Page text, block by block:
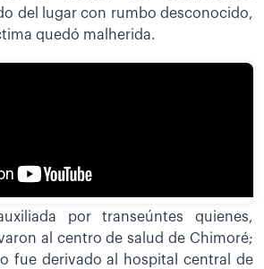
del lugar con rumbo desconocido,
quedó malherida.
por transeúntes quienes,
al centro de salud de Chimoré;
fue derivado al hospital central de